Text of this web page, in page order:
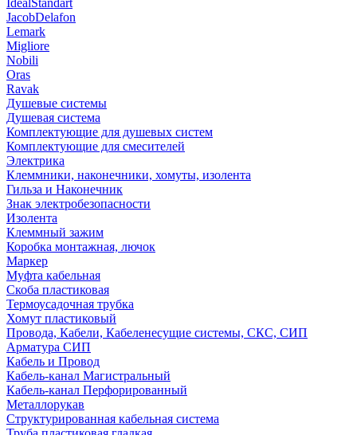
IdealStandart
JacobDelafon
Lemark
Migliore
Nobili
Oras
Ravak
Душевые системы
Душевая система
Комплектующие для душевых систем
Комплектующие для смесителей
Электрика
Клеммники, наконечники, хомуты, изолента
Гильза и Наконечник
Знак электробезопасности
Изолента
Клеммный зажим
Коробка монтажная, лючок
Маркер
Муфта кабельная
Скоба пластиковая
Термоусадочная трубка
Хомут пластиковый
Провода, Кабели, Кабеленесущие системы, СКС, СИП
Арматура СИП
Кабель и Провод
Кабель-канал Магистральный
Кабель-канал Перфорированный
Металлорукав
Структурированная кабельная система